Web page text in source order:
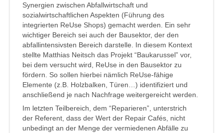
Synergien zwischen Abfallwirtschaft und
sozialwirtschaftlichen Aspekten (Führung des
integrierten ReUse Shops) gemacht werden. Ein sehr
wichtiger Bereich sei auch der Bausektor, der den
abfallintensivsten Bereich darstelle. In diesem Kontext
stellte Matthias Neitsch das Projekt “Baukarussel” vor,
bei dem versucht wird, ReUse in den Bausektor zu
fördern. So sollen hierbei nämlich ReUse-fähige
Elemente (z.B. Holzbalken, Türen…) identifiziert und
anschließend je nach Nachfrage weitergereicht werden.
Im letzten Teilbereich, dem “Reparieren”, unterstrich
der Referent, dass der Wert der Repair Cafés, nicht
unbedingt an der Menge der vermiedenen Abfälle zu